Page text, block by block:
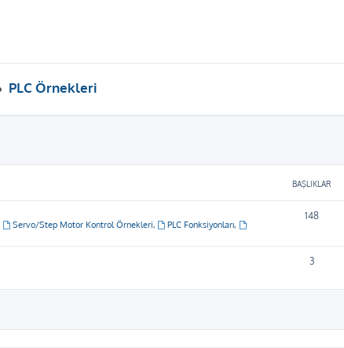
PLC Örnekleri
BAŞLIKLAR
Servo/Step Motor Kontrol Örnekleri, PLC Fonksiyonları,
148
3